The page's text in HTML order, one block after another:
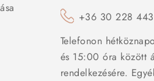
+36 30 228
Telefonon
és 15:00 óra között
rendelkezésére.